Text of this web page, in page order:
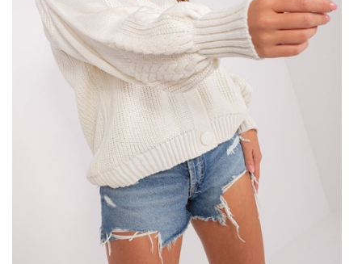
dotyczącymi ubioru, stylów ubierania czy konkretnych
modeli sukienek. Pod uwagę należy wziąć także na jakie
okazje klientki kupują sukienki albo w jakim okresie roku
sprzedaje się ich najwięcej. Taka analiza pomoże w
wyborze odpowiednich fasonów, ale także zaplanowania
kolekcji, a w następstwie rodzaju promocji i reklamy.
Sukienki a trendy
Czym jeszcze warto kierować się przy wyborze, jeśli
chcemy kupić
sukienki hurtowo? Pod uwagę trzeba wziąć
przede wszystkim …